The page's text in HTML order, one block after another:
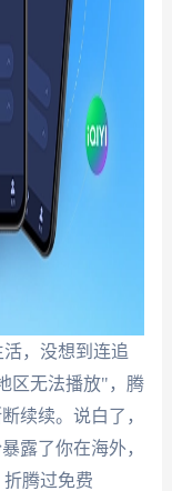
，没想到连追
区无法播放"，腾
续续。说白了，
露了你在海外，
腾过免费